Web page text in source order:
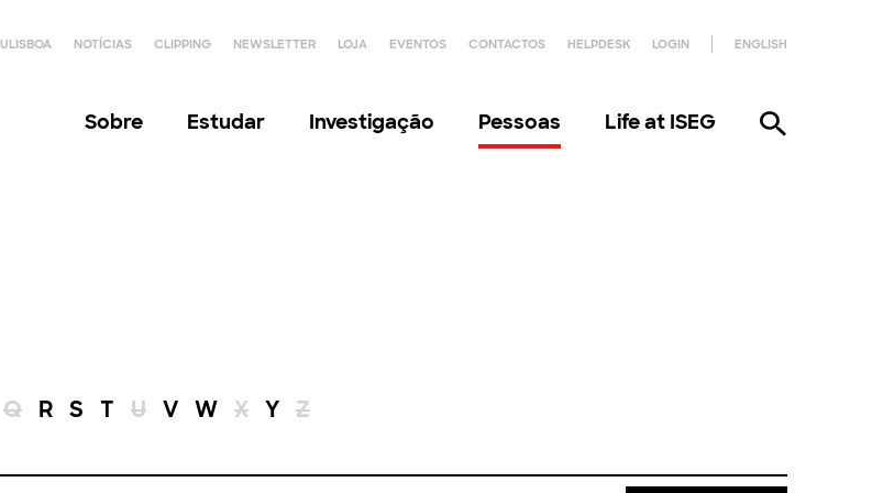
ULISBOA NOTÍCIAS CLIPPING NEWSLETTER LOJA EVENTOS CONTACTOS HELPDESK LOGIN ENGLISH
Sobre Estudar Investigação Pessoas Life at ISEG
Q R S T U V W X Y Z